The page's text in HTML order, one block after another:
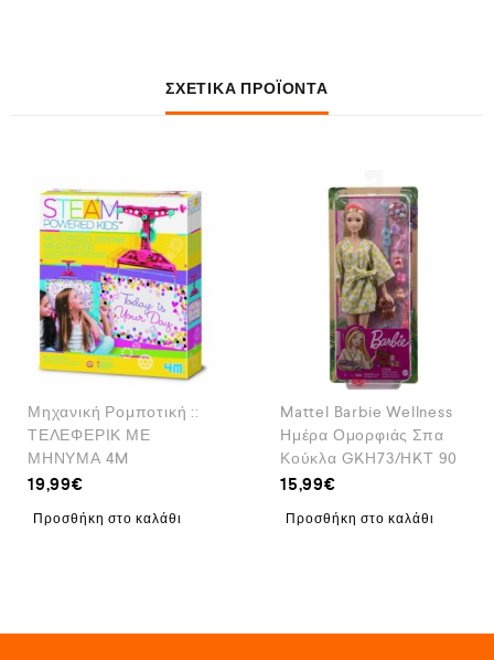
ΣΧΕΤΙΚΆ ΠΡΟΪΌΝΤΑ
Μηχανική Ρομποτική ::
ΤΕΛΕΦΕΡΙΚ ΜΕ
ΜΗΝΥΜΑ 4M
19,99€
Προσθήκη στο καλάθι
Mattel Barbie Wellness
Ημέρα Ομορφιάς Σπα
Κούκλα GKH73/HKT 90
15,99€
Προσθήκη στο καλάθι